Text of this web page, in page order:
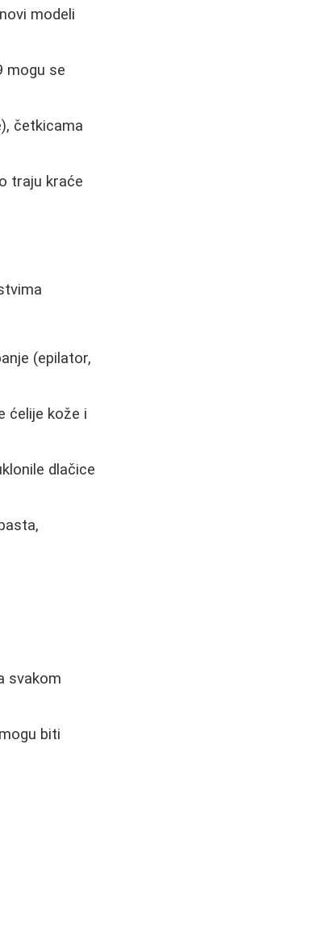
modeli
mogu se
četkicama
traju kraće
(epilator,
ćelije kože i
dlačice
svakom
biti